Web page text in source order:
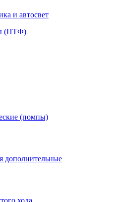
и автосвет
(ПТФ)
(помпы)
дополнительные